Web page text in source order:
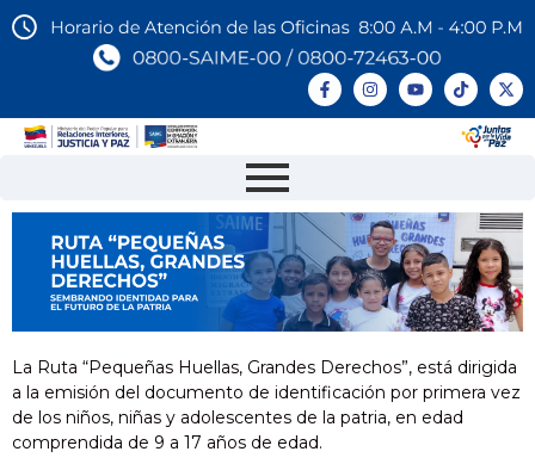
La Ruta “Pequeñas Huellas, Grandes Derechos”, está dirigida
a la emisión del documento de identificación por primera vez
de los niños, niñas y adolescentes de la patria, en edad
comprendida de 9 a 17 años de edad.